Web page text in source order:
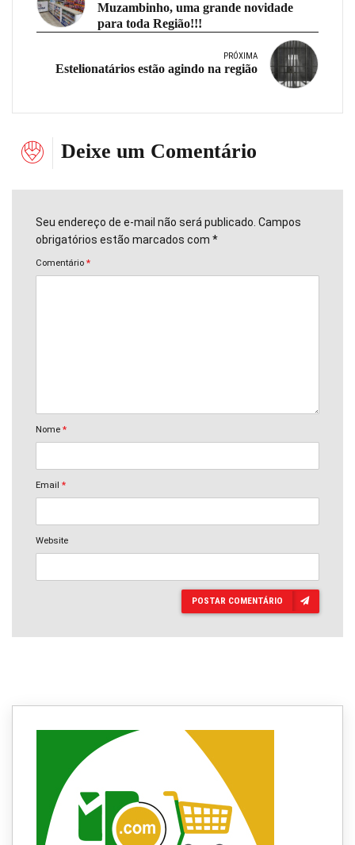
Muzambinho, uma grande novidade
para toda Região!!!
PRÓXIMA
Estelionatários estão agindo na região
Deixe um Comentário
Seu endereço de e-mail não será publicado. Campos
obrigatórios estão marcados com *
Comentário *
Nome *
Email *
Website
POSTAR COMENTÁRIO